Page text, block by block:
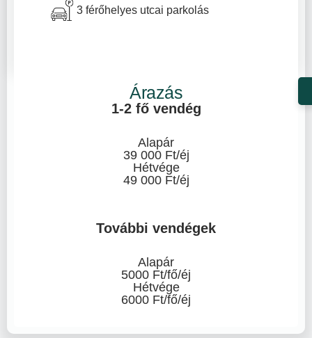
3 férőhelyes utcai parkolás
Árazás
1-2 fő vendég
Alapár
39 000 Ft/éj
Hétvége
49 000 Ft/éj
További vendégek
Alapár
5000 Ft/fő/éj
Hétvége
6000 Ft/fő/éj